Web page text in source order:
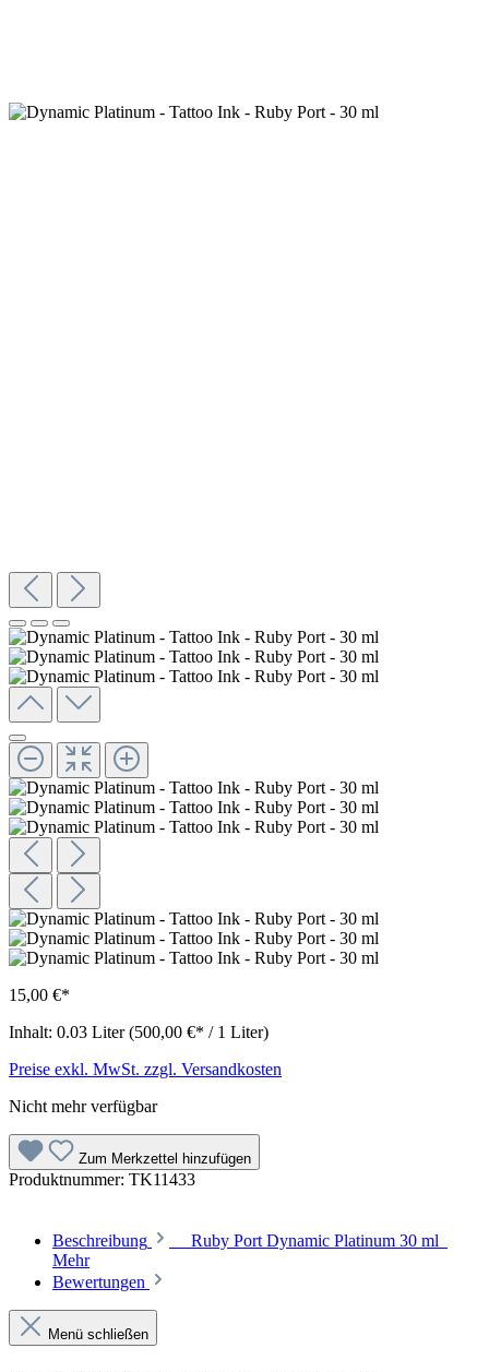
15,00 €*
Inhalt: 0.03 Liter(500,00 €* / 1 Liter)
Preise exkl. MwSt. zzgl. Versandkosten
Nicht mehr verfügbar
Zum Merkzettel hinzufügen
Produktnummer: TK11433
Beschreibung
Ruby Port Dynamic Platinum 30 ml
Mehr
Bewertungen
Menü schließen